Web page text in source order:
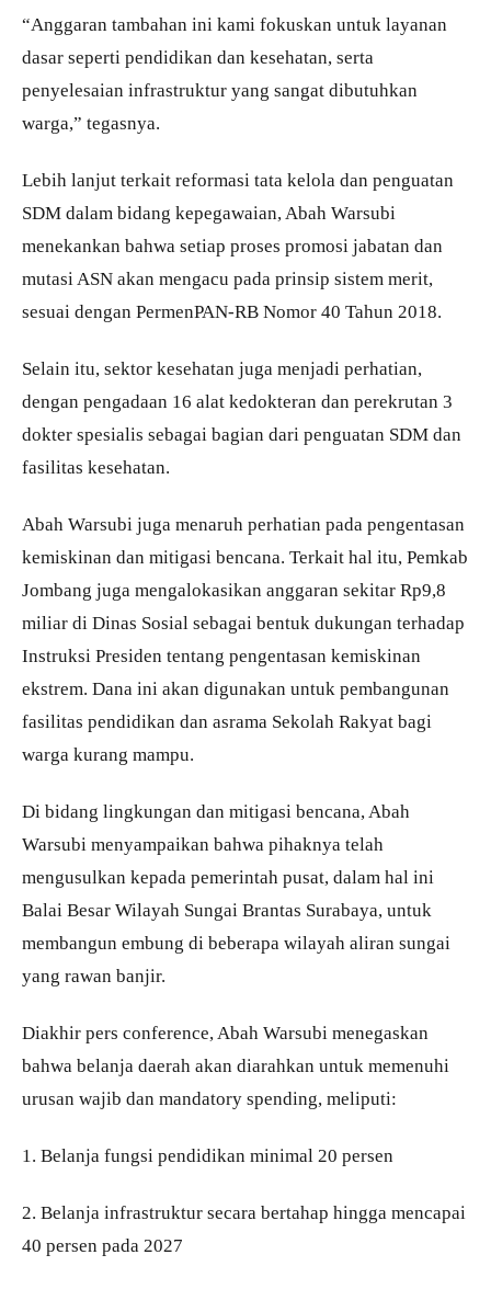
“Anggaran tambahan ini kami fokuskan untuk layanan
dasar seperti pendidikan dan kesehatan, serta
penyelesaian infrastruktur yang sangat dibutuhkan
warga,” tegasnya.
Lebih lanjut terkait reformasi tata kelola dan penguatan
SDM dalam bidang kepegawaian, Abah Warsubi
menekankan bahwa setiap proses promosi jabatan dan
mutasi ASN akan mengacu pada prinsip sistem merit,
sesuai dengan PermenPAN-RB Nomor 40 Tahun 2018.
Selain itu, sektor kesehatan juga menjadi perhatian,
dengan pengadaan 16 alat kedokteran dan perekrutan 3
dokter spesialis sebagai bagian dari penguatan SDM dan
fasilitas kesehatan.
Abah Warsubi juga menaruh perhatian pada pengentasan
kemiskinan dan mitigasi bencana. Terkait hal itu, Pemkab
Jombang juga mengalokasikan anggaran sekitar Rp9,8
miliar di Dinas Sosial sebagai bentuk dukungan terhadap
Instruksi Presiden tentang pengentasan kemiskinan
ekstrem. Dana ini akan digunakan untuk pembangunan
fasilitas pendidikan dan asrama Sekolah Rakyat bagi
warga kurang mampu.
Di bidang lingkungan dan mitigasi bencana, Abah
Warsubi menyampaikan bahwa pihaknya telah
mengusulkan kepada pemerintah pusat, dalam hal ini
Balai Besar Wilayah Sungai Brantas Surabaya, untuk
membangun embung di beberapa wilayah aliran sungai
yang rawan banjir.
Diakhir pers conference, Abah Warsubi menegaskan
bahwa belanja daerah akan diarahkan untuk memenuhi
urusan wajib dan mandatory spending, meliputi:
1. Belanja fungsi pendidikan minimal 20 persen
2. Belanja infrastruktur secara bertahap hingga mencapai
40 persen pada 2027